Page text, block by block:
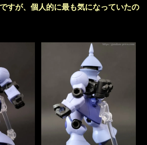
すが、個人的に最も気になっていたの